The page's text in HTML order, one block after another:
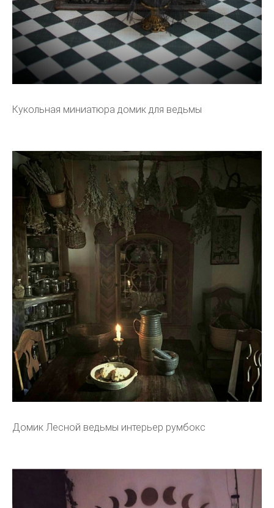
Кукольная миниатюра домик для ведьмы
Домик Лесной ведьмы интерьер румбокс